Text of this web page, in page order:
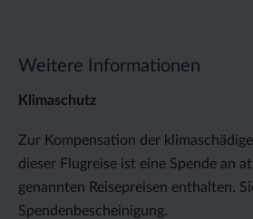
Weitere Informationen
Klimaschutz
Zur Kompensation der
dieser Flugreise ist eine Spende an
genannten Reisepreisen enthalten.
Spendenbescheinigung.